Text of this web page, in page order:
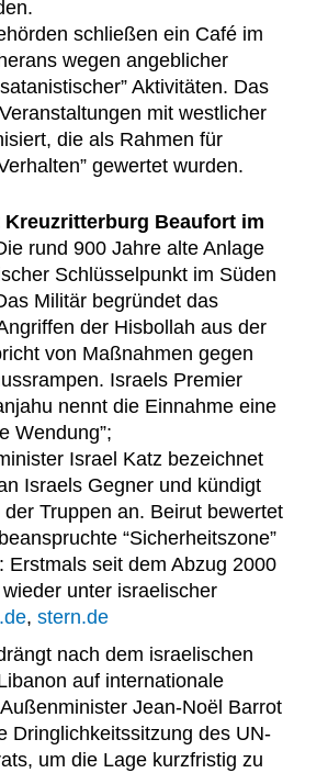
schließen ein Café im
wegen angeblicher
Aktivitäten. Das
mit westlicher
die als Rahmen für
gewertet wurden.
Kreuzritterburg Beaufort im
rund 900 Jahre alte Anlage
Schlüsselpunkt im Süden
Militär begründet das
der Hisbollah aus der
von Maßnahmen gegen
Israels Premier
nennt die Einnahme eine
Wendung”;
Israel Katz bezeichnet
Israels Gegner und kündigt
Truppen an. Beirut bewertet
“Sicherheitszone”
Erstmals seit dem Abzug 2000
unter israelischer
, stern.de
nach dem israelischen
auf internationale
Jean-Noël Barrot
Dringlichkeitssitzung des UN-
um die Lage kurzfristig zu